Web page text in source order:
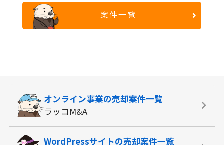
案件一覧
オンライン事業の売却案件一覧
ラッコM&A
WordPressサイトの売却案件一覧